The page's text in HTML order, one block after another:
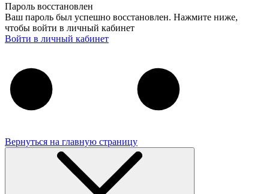
Пароль восстановлен
Ваш пароль был успешно восстановлен. Нажмите ниже,
чтобы войти в личный кабинет
Войти в личный кабинет
Вернуться на главную страницу